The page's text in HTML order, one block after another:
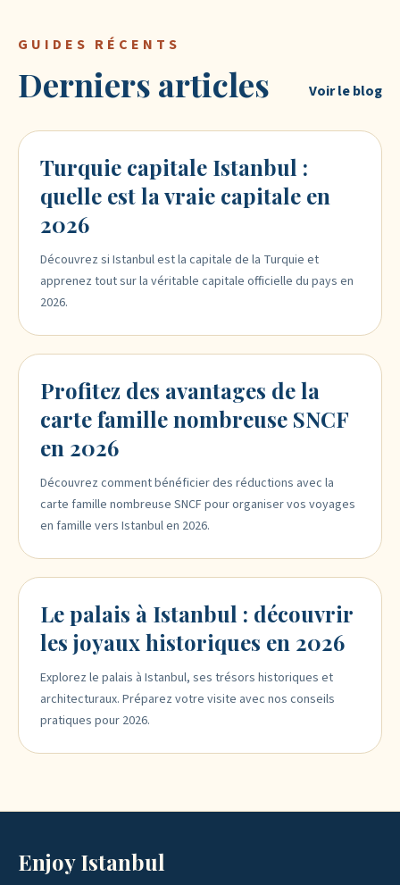
GUIDES RÉCENTS
Derniers articles Voir le blog
Turquie capitale Istanbul :
quelle est la vraie capitale en
2026
Découvrez si Istanbul est la capitale de la Turquie et
apprenez tout sur la véritable capitale officielle du pays en
2026.
Profitez des avantages de la
carte famille nombreuse SNCF
en 2026
Découvrez comment bénéficier des réductions avec la
carte famille nombreuse SNCF pour organiser vos voyages
en famille vers Istanbul en 2026.
Le palais à Istanbul : découvrir
les joyaux historiques en 2026
Explorez le palais à Istanbul, ses trésors historiques et
architecturaux. Préparez votre visite avec nos conseils
pratiques pour 2026.
Enjoy Istanbul